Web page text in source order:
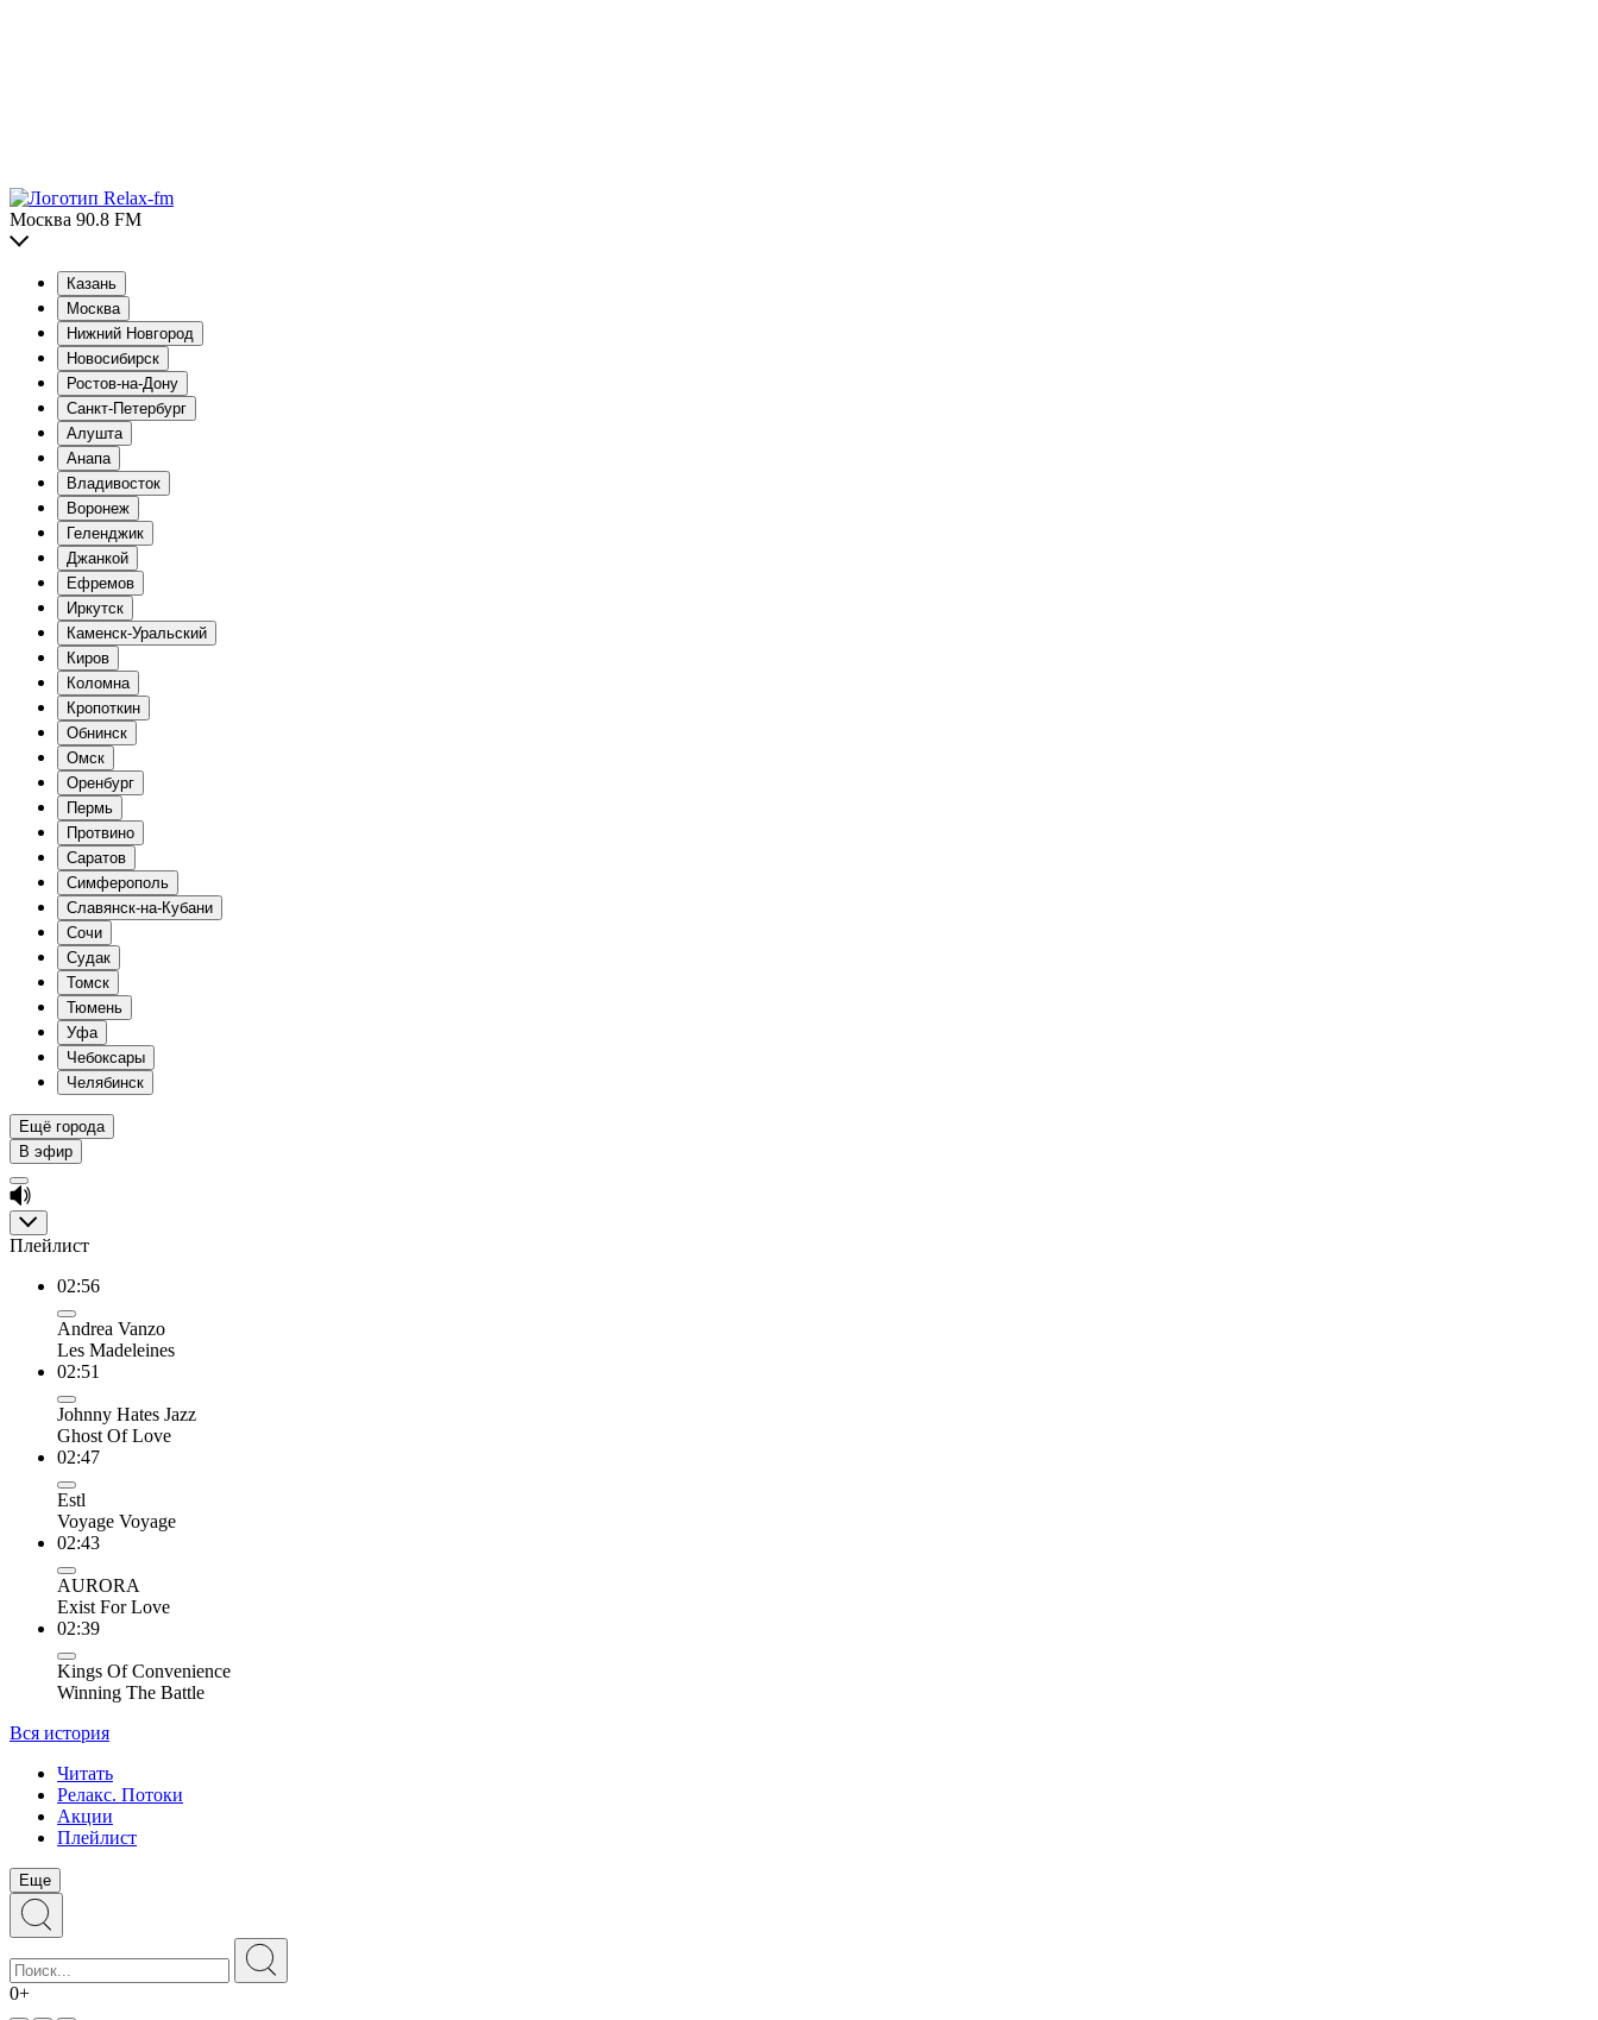
Москва 90.8 FM
Казань
Москва
Нижний Новгород
Новосибирск
Ростов-на-Дону
Санкт-Петербург
Алушта
Анапа
Владивосток
Воронеж
Геленджик
Джанкой
Ефремов
Иркутск
Каменск-Уральский
Киров
Коломна
Кропоткин
Обнинск
Омск
Оренбург
Пермь
Протвино
Саратов
Симферополь
Славянск-на-Кубани
Сочи
Судак
Томск
Тюмень
Уфа
Чебоксары
Челябинск
Ещё города
В эфир
Плейлист
02:56
Andrea Vanzo
Les Madeleines
02:51
Johnny Hates Jazz
Ghost Of Love
02:47
Estl
Voyage Voyage
02:43
AURORA
Exist For Love
02:39
Kings Of Convenience
Winning The Battle
Вся история
Читать
Релакс. Потоки
Акции
Плейлист
Еще
0+